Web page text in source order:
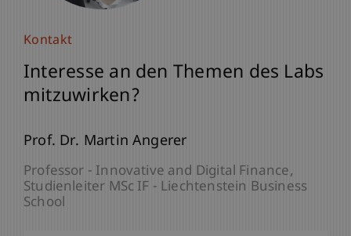
Kontakt
Interesse an den Themen des Labs
mitzuwirken?
Prof. Dr. Martin Angerer
Professor - Innovative and Digital Finance
Studienleiter MSc IF - Liechtenstein Business
School